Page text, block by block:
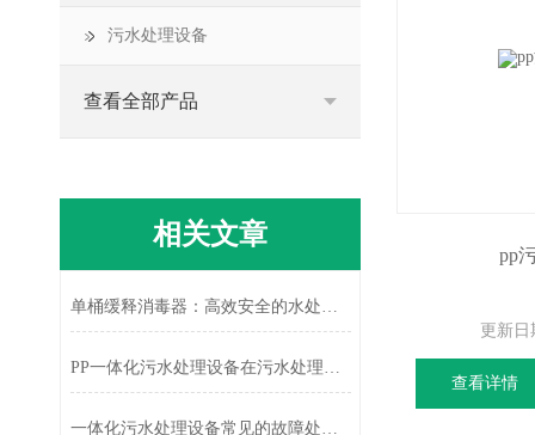
污水处理设备
查看全部产品
相关文章
单桶缓释消毒器：高效安全的水处理新方案
PP一体化污水处理设备在污水处理方面具有重要性
一体化污水处理设备常见的故障处理方法
pp
更新日
查看详情